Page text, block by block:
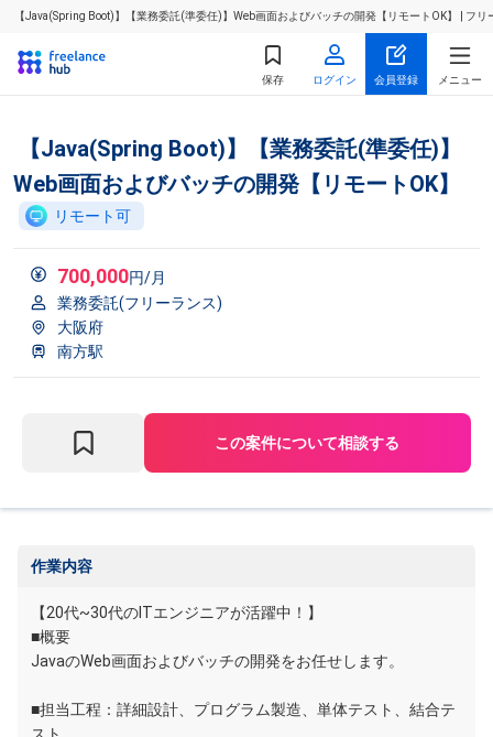
【Java(Spring Boot)】【業務委託(準委任)】Web画面およびバッチの開発【リモートOK】 | フ
保存 ログイン 会員登録 メニュー
【Java(Spring Boot)】【業務委託(準委任)】
Web画面およびバッチの開発【リモートOK】
リモート可
700,000円/月
業務委託(フリーランス)
大阪府
南方駅
この案件について相談する
作業内容
【20代~30代のITエンジニアが活躍中！】
■概要
JavaのWeb画面およびバッチの開発をお任せします。
■担当工程：詳細設計、プログラム製造、単体テスト、結合テ